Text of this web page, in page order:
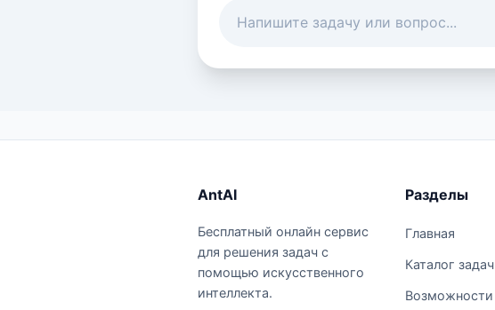
AntAI
Бесплатный онлайн сервис
для решения задач с
помощью искусственного
интеллекта.
Разделы
Главная
Каталог задач
Возможности